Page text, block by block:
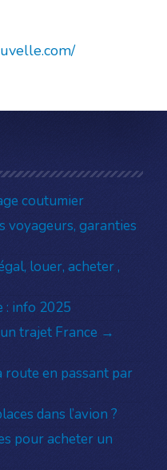
coutumier
voyageurs, garanties
louer, acheter ,
: info 2025
trajet France →
route en passant par
dans l’avion ?
pour acheter un